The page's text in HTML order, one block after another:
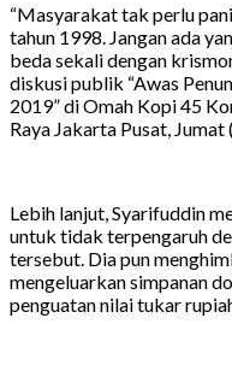
“Masyarakat tak perlu
tahun 1998. Jangan ada
beda sekali dengan
diskusi publik “Awas
2019” di Omah Kopi 45
Raya Jakarta Pusat,
Lebih lanjut, Syarifuddin
untuk tidak terpengaruh
tersebut. Dia pun
mengeluarkan simpanan
penguatan nilai tukar